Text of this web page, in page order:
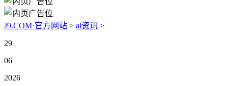
J9.COM·官方网站 > ai资讯 >
29
06
2026